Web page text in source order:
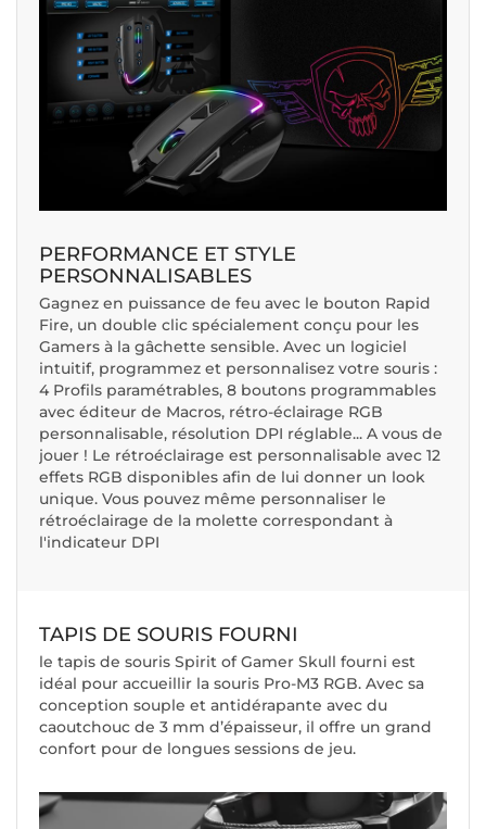
PERFORMANCE ET STYLE
PERSONNALISABLES
Gagnez en puissance de feu avec le bouton Rapid
Fire, un double clic spécialement conçu pour les
Gamers à la gâchette sensible. Avec un logiciel
intuitif, programmez et personnalisez votre souris :
4 Profils paramétrables, 8 boutons programmables
avec éditeur de Macros, rétro-éclairage RGB
personnalisable, résolution DPI réglable... A vous de
jouer ! Le rétroéclairage est personnalisable avec 12
effets RGB disponibles afin de lui donner un look
unique. Vous pouvez même personnaliser le
rétroéclairage de la molette correspondant à
l'indicateur DPI
TAPIS DE SOURIS FOURNI
le tapis de souris Spirit of Gamer Skull fourni est
idéal pour accueillir la souris Pro-M3 RGB. Avec sa
conception souple et antidérapante avec du
caoutchouc de 3 mm d’épaisseur, il offre un grand
confort pour de longues sessions de jeu.